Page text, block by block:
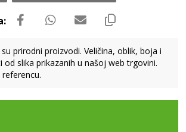
prirodni proizvodi. Veličina, oblik, boja i
slika prikazanih u našoj web trgovini.